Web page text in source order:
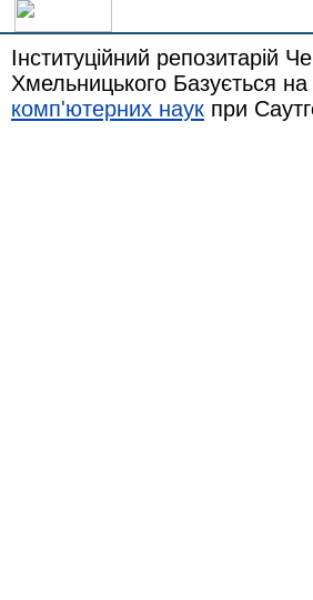
Інституційний репозитарій
Хмельницького Базується на
комп'ютерних наук при